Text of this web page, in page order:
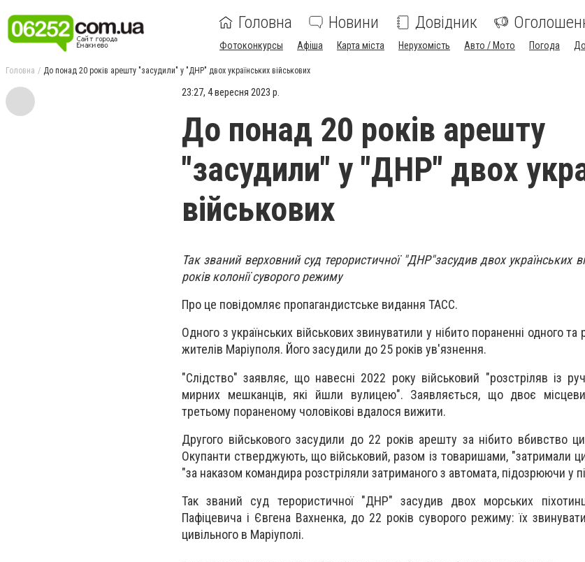
Головна Новини Довідник
Фотоконкурсы Афіша Карта міста Нерухомість Авто / Мото Погода
Головна До понад 20 років арешту "засудили" у "ДНР" двох українських військових
23:27, 4 вересня 2023 р.
До понад 20 років арешту
"засудили" у "ДНР" двох
військових
Так званий верховний суд терористичної "ДНР"засудив двох українських
років колонії суворого режиму
Про це повідомляє пропагандистське видання ТАСС.
Одного з українських військових звинуватили у нібито пораненні одного та
жителів Маріуполя. Його засудили до 25 років ув'язнення.
"Слідство" заявляє, що навесні 2022 року військовий "розстріляв із
мирних мешканців, які йшли вулицею". Заявляється, що двоє
третьому пораненому чоловікові вдалося вижити.
Другого військового засудили до 22 років арешту за нібито вбивство
Окупанти стверджують, що військовий, разом із товаришами, "затримали
"за наказом командира розстріляли затриманого з автомата, підозрюючи у
Так званий суд терористичної "ДНР" засудив двох морських
Пафіцевича і Євгена Вахненка, до 22 років суворого режиму: їх
цивільного в Маріуполі.